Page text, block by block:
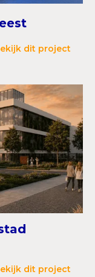
dit project
dit project